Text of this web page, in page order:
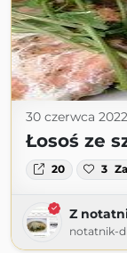
30 czerwca 2022
Łosoś ze
20 3
Z
notatnik-